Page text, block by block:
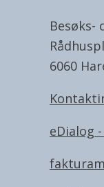
Besøks-
6060
eDialog